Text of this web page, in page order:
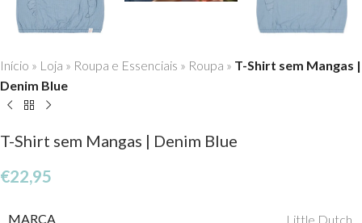
Início » Loja » Roupa e Essenciais » Roupa » T-Shirt sem Mangas |
Denim Blue
T-Shirt sem Mangas | Denim Blue
€22,95
MARCA Little Dutch